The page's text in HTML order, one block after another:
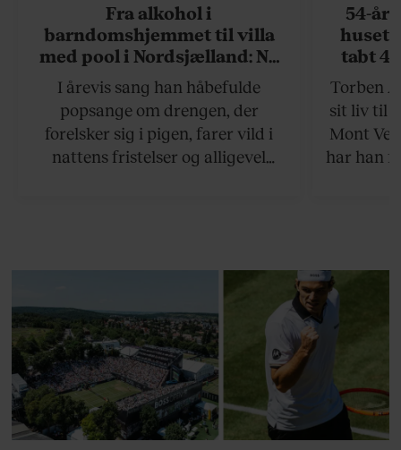
Fra alkohol i
barndomshjemmet til villa
med pool i Nordsjælland: Nu
skal du høre sandheden om
Rasmus Seebach
I årevis sang han håbefulde
popsange om drengen, der
forelsker sig i pigen, farer vild i
nattens fristelser og alligevel
blevet voksen. Her indtager
fortællerens plads i et portræt om
arv, angst, familieliv, frygten for
at miste stemmen og den
livsglæde, han nægter at give slip
på.
54-
huset
tabt
Torben
sit liv til
Mont
har han